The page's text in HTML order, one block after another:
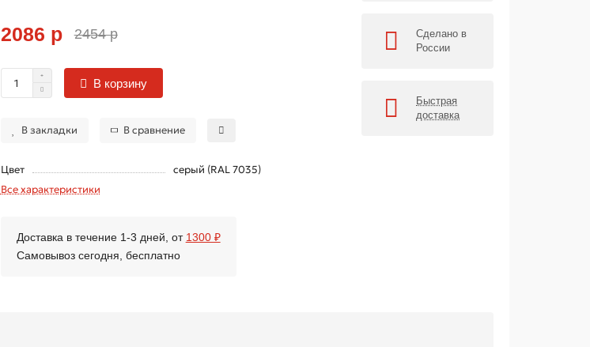
2086 р 2454 р
В корзину
В закладки В сравнение
Цвет
серый (RAL 7035)
Все характеристики
Доставка в течение 1-3 дней, от 1300 ₽
Самовывоз сегодня, бесплатно
Сделано в
России
Быстрая
доставка